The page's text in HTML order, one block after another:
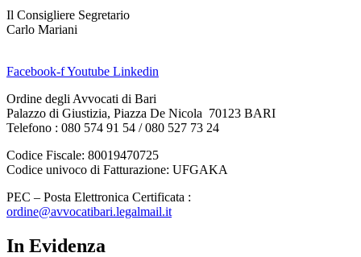
Il Consigliere Segretario
Carlo Mariani
Facebook-fYoutube Linkedin
Ordine degli Avvocati di Bari
Palazzo di Giustizia, Piazza De Nicola 70123 BARI
Telefono : 080 574 91 54 / 080 527 73 24
Codice Fiscale: 80019470725
Codice univoco di Fatturazione: UFGAKA
PEC – Posta Elettronica Certificata :
ordine@avvocatibari.legalmail.it
In Evidenza